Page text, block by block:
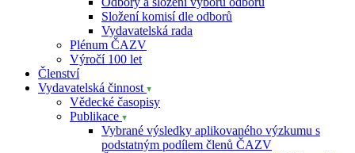
Složení komisí dle odborů
Vydavatelská rada
Plénum ČAZV
Výročí 100 let
Členství
Vydavatelská činnost
Vědecké časopisy
Publikace
Vybrané výsledky aplikovaného výzkumu s
podstatným podílem členů ČAZV